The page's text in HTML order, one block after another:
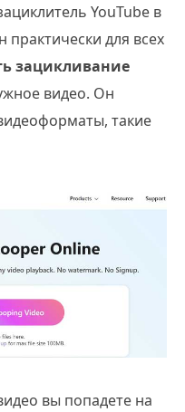
YouTube в
практически для всех
зацикливание
видео. Он
такие
вы попадете на